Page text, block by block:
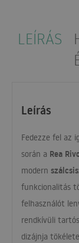
LEÍRÁS
Leírás
Fedezze fel az
során a Rea
modern
funkcionalitás
felhasználót
rendkívüli
dizájnja